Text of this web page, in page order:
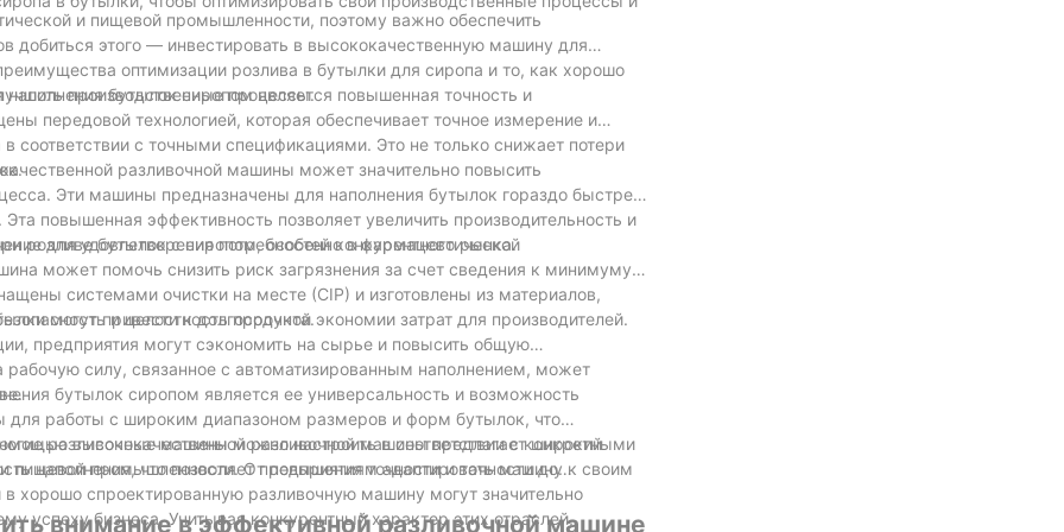
и пищевой промышленности, поэтому важно обеспечить
добиться этого — инвестировать в высококачественную машину для
оптимизации розлива в бутылки для сиропа и то, как хорошо
производственные процессы.
бутылок сиропом является повышенная точность и
передовой технологией, которая обеспечивает точное измерение и
соответствии с точными спецификациями. Это не только снижает потери
разливочной машины может значительно повысить
Эти машины предназначены для наполнения бутылок гораздо быстрее,
повышенная эффективность позволяет увеличить производительность и
для удовлетворения потребностей конкурентного рынка.
розливе бутылок с сиропом, особенно в фармацевтической
может помочь снизить риск загрязнения за счет сведения к минимуму
системами очистки на месте (CIP) и изготовлены из материалов,
и целостность продукта.
могут привести к долгосрочной экономии затрат для производителей.
предприятия могут сэкономить на сырье и повысить общую
рабочую силу, связанное с автоматизированным наполнением, может
бутылок сиропом является ее универсальность и возможность
для работы с широким диапазоном размеров и форм бутылок, что
разливочные машины можно настроить в соответствии с конкретными
наполнения, что позволяет предприятиям адаптировать машину к своим
высококачественной разливочной машины предлагает широкий
пищевой промышленности. От повышения точности и точности до
хорошо спроектированную разливочную машину могут значительно
успеху бизнеса. Учитывая конкурентный характер этих отраслей,
внимание в эффективной разливочной машине